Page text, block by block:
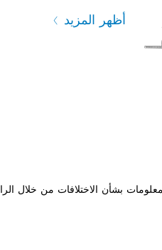
أظهر المزيد
بشأن الاختلافات من خلال